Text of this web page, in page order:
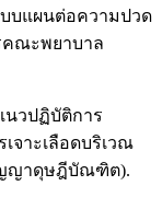
บแผนต่อความปวด
คณะพยาบาล
นวปฏิบัติการ
จาะเลือดบริเวณ
ญาดุษฎีบัณฑิต).